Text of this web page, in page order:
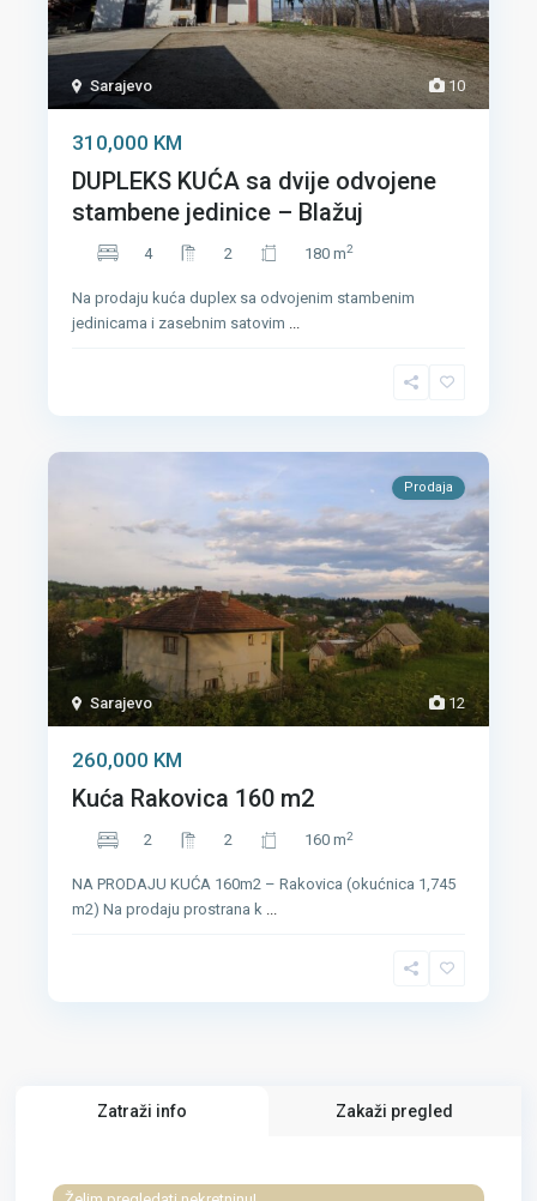
10
Sarajevo
310,000 KM
DUPLEKS KUĆA sa dvije odvojene
stambene jedinice – Blažuj
4 2 180 m2
Na prodaju kuća duplex sa odvojenim stambenim
jedinicama i zasebnim satovim
12
Sarajevo
Prodaja
260,000 KM
Kuća Rakovica 160 m2
2 2 160 m2
NA PRODAJU KUĆA 160m2 – Rakovica (okućnica 1,745
m2) Na prodaju prostrana k ...
Zatraži info Zakaži pregled